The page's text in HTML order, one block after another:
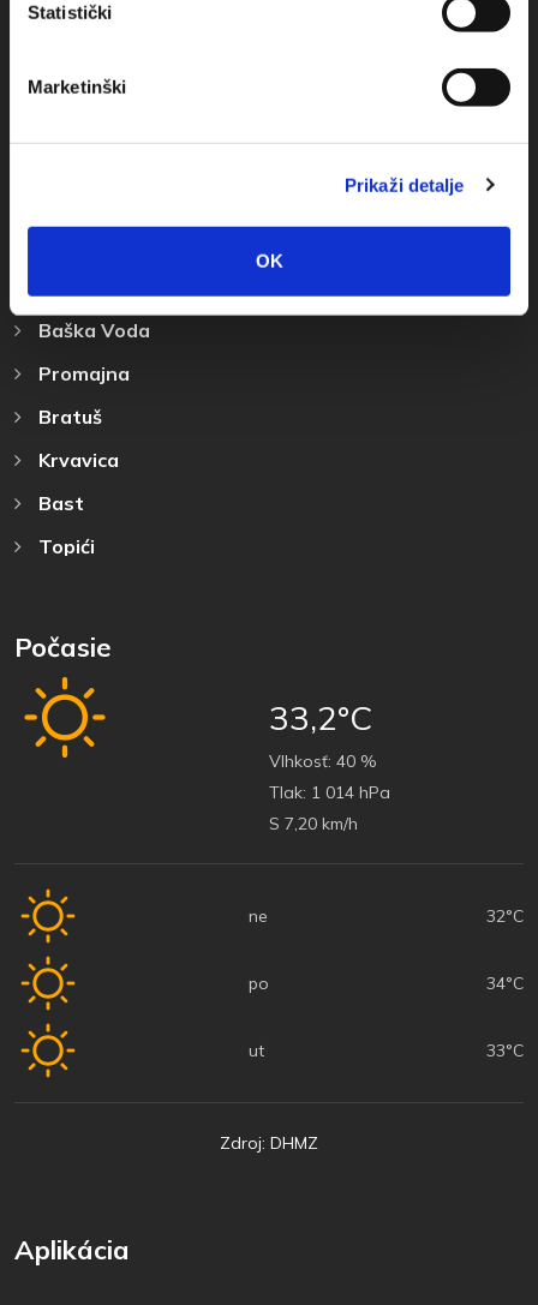
Statistički
Marketinški
Prikaži detalje
OK
+385(0)21 678754
info@baskavoda.hr
Baška Voda
Promajna
Bratuš
Krvavica
Bast
Topići
Počasie
33,2°C
Vlhkosť: 40 %
Tlak: 1 014 hPa
S 7,20 km/h
ne 32°C
po 34°C
ut 33°C
Zdroj: DHMZ
Aplikácia